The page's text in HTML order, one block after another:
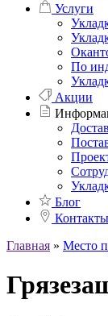
Услуги
По
Акции
Блог
Контакты
Главная » Место